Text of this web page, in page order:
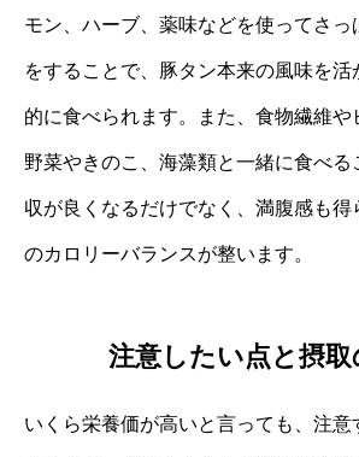
モン、ハーブ、薬味などを使ってさっ
をすることで、豚タン本来の風味を
的に食べられます。また、食物繊維や
野菜やきのこ、海藻類と一緒に食べる
収が良くなるだけでなく、満腹感も得
のカロリーバランスが整います。
注意したい点と摂取
いくら栄養価が高いと言っても、注意